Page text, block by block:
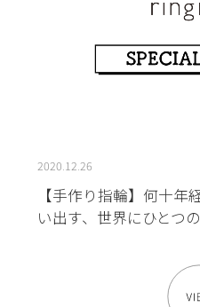
2020.12.26
【手作り指輪】何十年
い出す、世界にひとつ